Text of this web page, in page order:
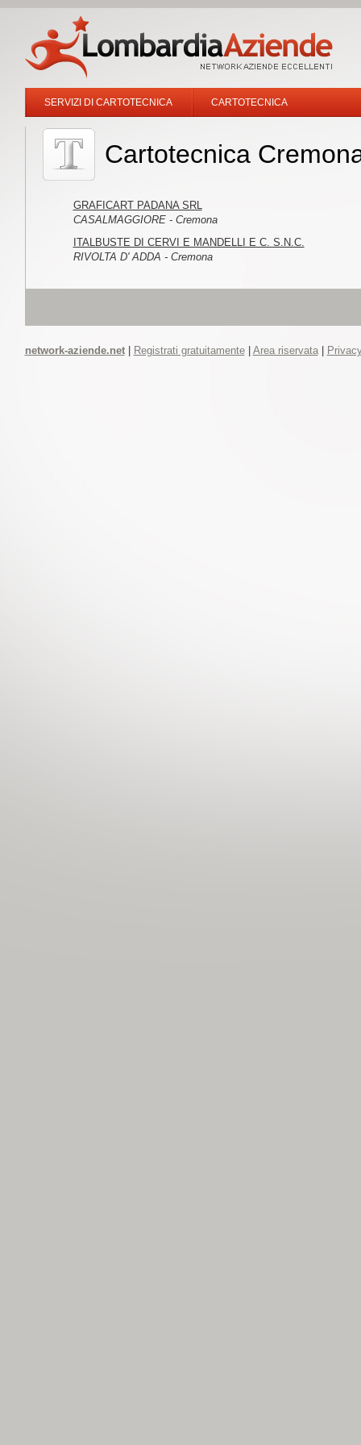
SERVIZI DI CARTOTECNICA CARTOTECNICA
Cartotecnica
GRAFICART PADANA SRL
CASALMAGGIORE - Cremona
ITALBUSTE DI CERVI E MANDELLI E C. S.N.C.
RIVOLTA D' ADDA - Cremona
network-aziende.net| Registrati gratuitamente| Area riservata|